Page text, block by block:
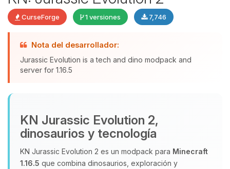
CurseForge 1 versiones 7,746
Nota del desarrollador:
Jurassic Evolution is a tech and dino modpack and
server for 1.16.5
KN Jurassic Evolution 2,
dinosaurios y tecnología
KN Jurassic Evolution 2 es un modpack para Minecraft
1.16.5 que combina dinosaurios, exploración y
Yupi, por fin alguien con quien
hablar! Soy Choupy, tu pequeno
asistente de BoxToPlay. Cuentame